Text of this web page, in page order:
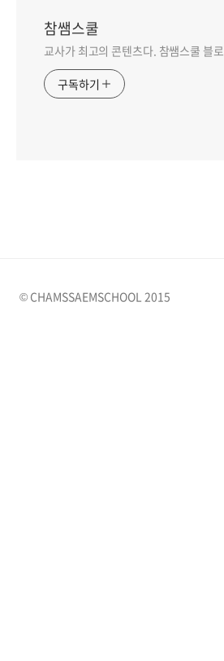
참쌤스쿨
교사가 최고의 콘텐츠다. 참쌤스쿨 블
구독하기
© CHAMSSAEMSCHOOL 2015